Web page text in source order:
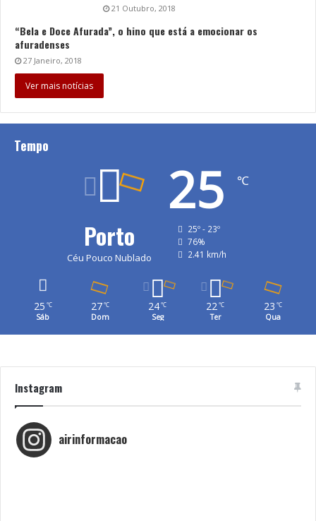
21 Outubro, 2018
“Bela e Doce Afurada”, o hino que está a emocionar os
afuradenses
27 Janeiro, 2018
Ver mais notícias
Tempo
Porto
Céu Pouco Nublado
25 ℃
25º - 23º
76%
2.41 km/h
25 ℃
Sáb
27 ℃
Dom
24℃
Seg
22℃
Ter
23 ℃
Qua
Instagram
airinformacao